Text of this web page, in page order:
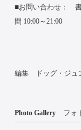
■お問い合わせ： 書
間 10:00～21:00
編集 ドッグ・ジュ
Photo Gallery フォ